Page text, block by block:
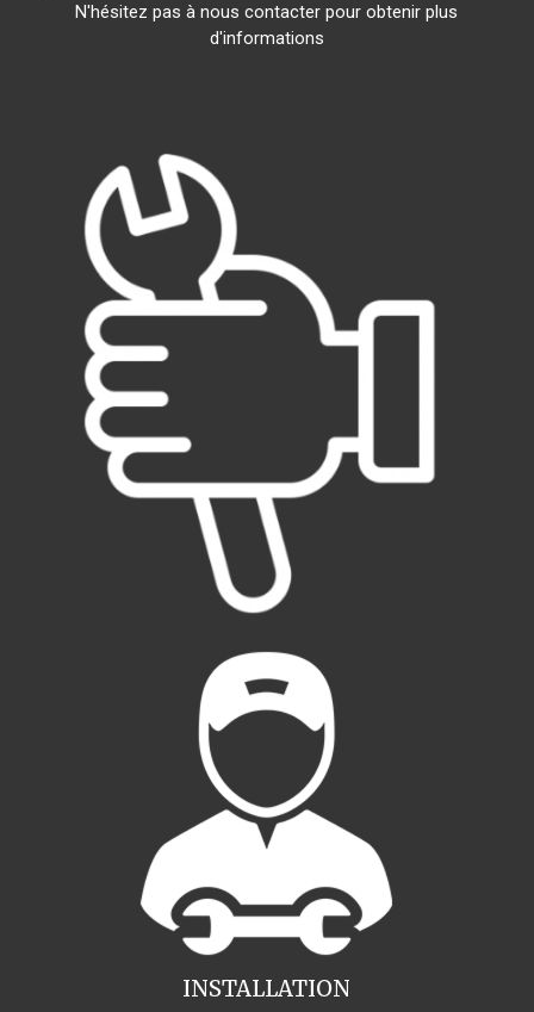
N'hésitez pas à nous contacter pour obtenir plus
d'informations
INSTALLATION